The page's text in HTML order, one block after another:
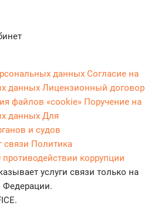
данных Согласие на
данных Лицензионный договор
файлов «cookie» Поручение на
данных Для
и судов
связи Политика
противодействии коррупции
услуги связи только на
Федерации.